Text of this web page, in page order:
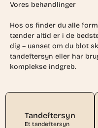
Vores behandlinger
Hos os finder du alle
tænder altid er i de
dig – uanset om du blot
tandeftersyn eller har
komplekse indgreb.
Tandeftersyn
Et tandeftersyn